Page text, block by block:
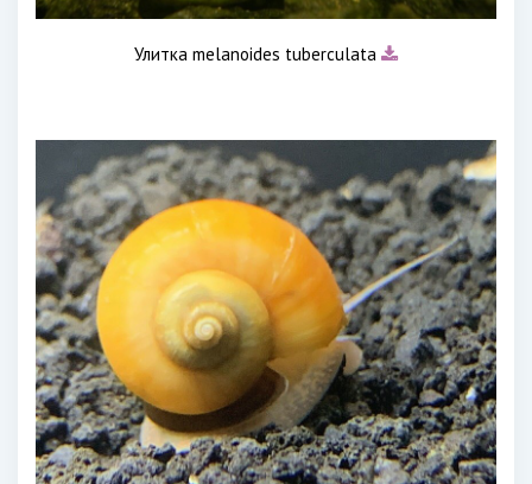
Улитка melanoides tuberculata